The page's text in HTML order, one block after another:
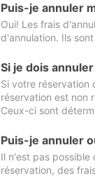
Puis-je annuler
Oui! Les frais
d'annulation. Ils
Si je dois
Si votre réservation
réservation est non
Ceux-ci sont
Puis-je annuler
Il n'est pas possible
réservation, des